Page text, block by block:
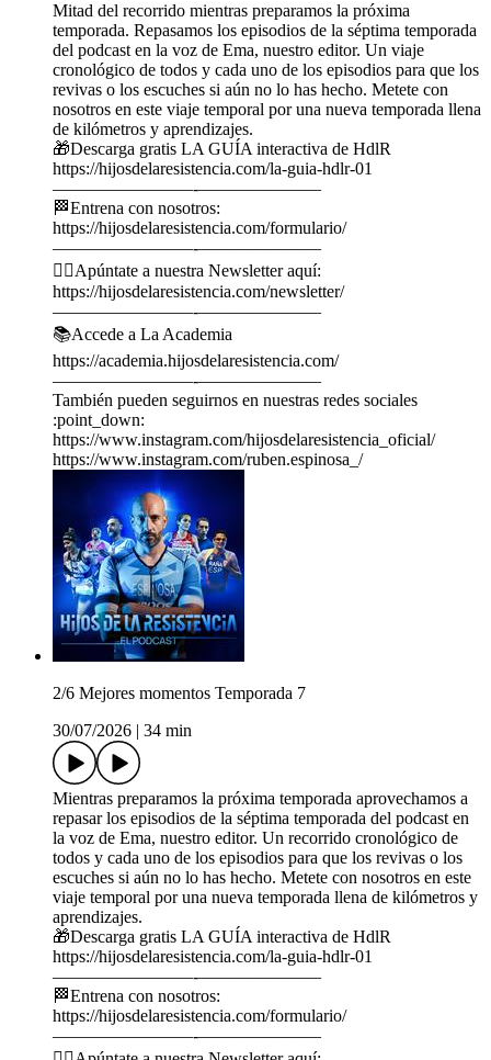
Mitad del recorrido mientras preparamos la próxima
temporada. Repasamos los episodios de la séptima temporada
del podcast en la voz de Ema, nuestro editor. Un viaje
cronológico de todos y cada uno de los episodios para que los
revivas o los escuches si aún no lo has hecho. Metete con
nosotros en este viaje temporal por una nueva temporada llena
de kilómetros y aprendizajes.
🎁Descarga gratis LA GUÍA interactiva de HdlR
https://hijosdelaresistencia.com/la-guia-hdlr-01
————————-———————
🏁Entrena con nosotros:
https://hijosdelaresistencia.com/formulario/
————————-———————
🏃‍♂️Apúntate a nuestra Newsletter aquí:
https://hijosdelaresistencia.com/newsletter/
————————-———————
📚Accede a La Academia
https://academia.hijosdelaresistencia.com/
————————-———————
También pueden seguirnos en nuestras redes sociales
:point_down:
https://www.instagram.com/hijosdelaresistencia_oficial/
https://www.instagram.com/ruben.espinosa_/
2/6 Mejores momentos Temporada 7
30/07/2026
34 min
Mientras preparamos la próxima temporada aprovechamos a
repasar los episodios de la séptima temporada del podcast en
la voz de Ema, nuestro editor. Un recorrido cronológico de
todos y cada uno de los episodios para que los revivas o los
escuches si aún no lo has hecho. Metete con nosotros en este
viaje temporal por una nueva temporada llena de kilómetros y
aprendizajes.
🎁Descarga gratis LA GUÍA interactiva de HdlR
https://hijosdelaresistencia.com/la-guia-hdlr-01
————————-———————
🏁Entrena con nosotros:
https://hijosdelaresistencia.com/formulario/
————————-———————